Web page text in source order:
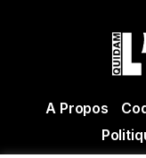
A Propos